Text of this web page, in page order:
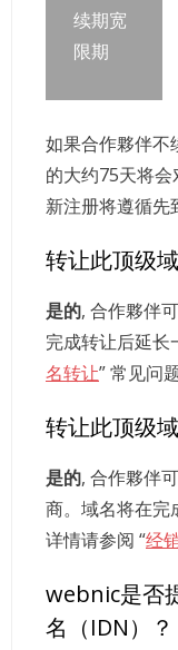
续期宽
限期
如果合作夥伴不
的大约75天将
新注册将遵循先
转让此顶级
是的, 合作夥伴
完成转让后延长
名转让” 常见问题
转让此顶级
是的, 合作夥伴
商。域名将在完
详情请参阅 “经
webnic是否
名（IDN）？